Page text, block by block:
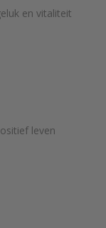
en vitaliteit
leven